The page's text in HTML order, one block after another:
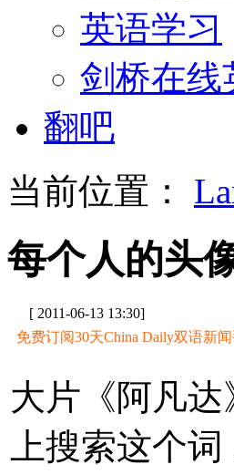
英语学习
剑桥在线
翻吧
当前位置：
每个人的头
[ 2011-06-13 13:30]
免费订阅30天China Daily双语新
大片《阿凡达
上搜索这个